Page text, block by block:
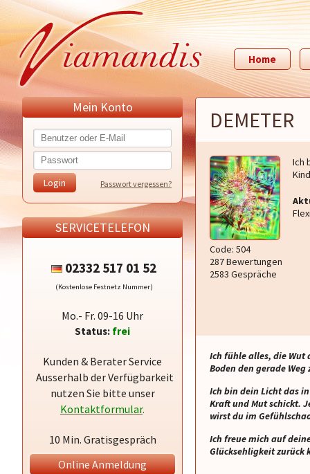
Home
Mein Konto
Passwort vergessen?
SERVICETELEFON
02332 517 01 52
(Kostenlose Festnetz Nummer)
Mo.- Fr. 09-16 Uhr
Status: frei
Kunden & Berater Service
Ausserhalb der Verfügbarkeit
nutzen Sie bitte unser
Kontaktformular.
10 Min. Gratisgespräch
Online Anmeldung
DEMETER
Code: 504
287 Bewertungen
2583 Gespräche
Ich
Ich fühle alles, die Wut
Boden den gerade
Ich bin dein Licht das
Kraft und Mut schickt.
wirst du im
Ich freue mich auf
Glücksehligkeit zurück